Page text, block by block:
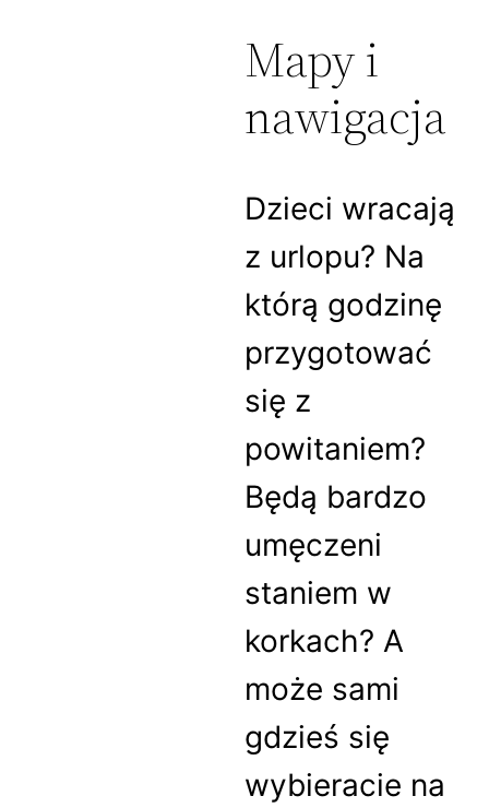
Mapy i
nawigacja
Dzieci wracają
z urlopu? Na
którą godzinę
przygotować
się z
powitaniem?
Będą bardzo
umęczeni
staniem w
korkach? A
może sami
gdzieś się
wybieracie na